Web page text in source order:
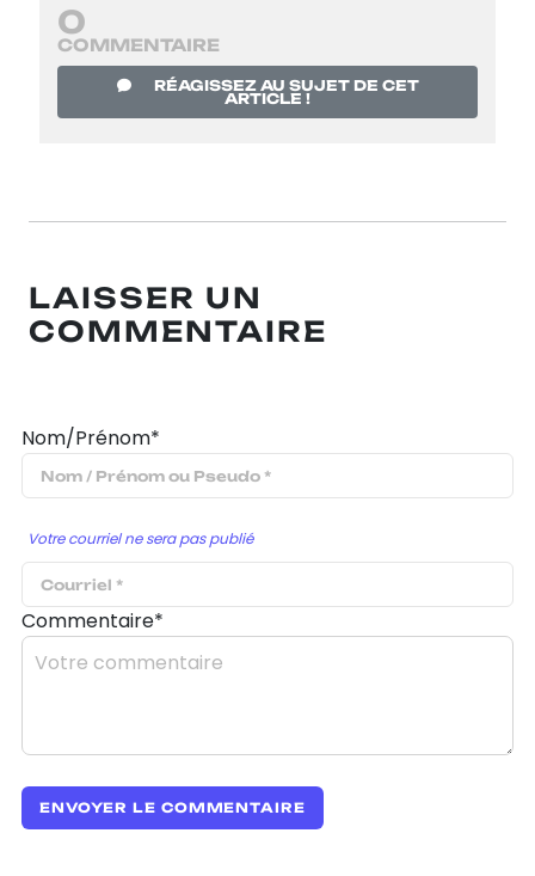
0
COMMENTAIRE
RÉAGISSEZ AU SUJET DE CET
ARTICLE !
LAISSER UN
COMMENTAIRE
Nom/Prénom*
Votre courriel ne sera pas publié
Commentaire*